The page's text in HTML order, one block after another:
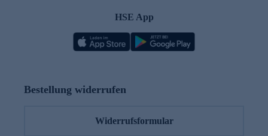
HSE App
Bestellung widerrufen
Widerrufsformular